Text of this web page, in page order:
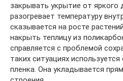
закрывать укрытие от яркого
разогревает температуру
сказывается на росте
накрыть теплицу из
справляется с проблемой
таких ситуациях
пленка. Она укладывается